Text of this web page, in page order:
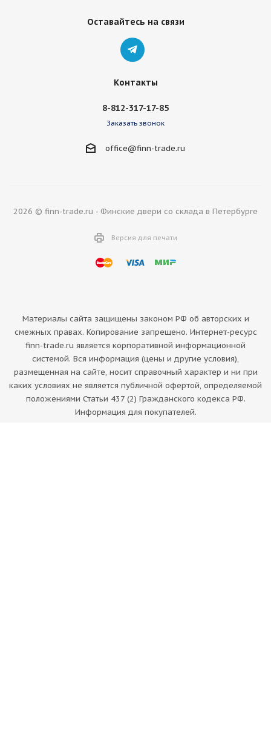
Оставайтесь на связи
Контакты
8-812-317-17-85
Заказать звонок
office@finn-trade.ru
2026 © finn-trade.ru - Финские двери со склада в Петербурге
Версия для печати
Материалы сайта защищены законом РФ об авторских и
смежных правах. Копирование запрещено. Интернет-ресурс
finn-trade.ru является корпоративной информационной
системой. Вся информация (цены и другие условия),
размещенная на сайте, носит справочный характер и ни при
каких условиях не является публичной офертой, определяемой
положениями Статьи 437 (2) Гражданского кодекса РФ.
Информация для покупателей.